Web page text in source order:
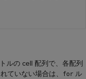
ルの cell 配列で、各配列
ていない場合は、
for ル